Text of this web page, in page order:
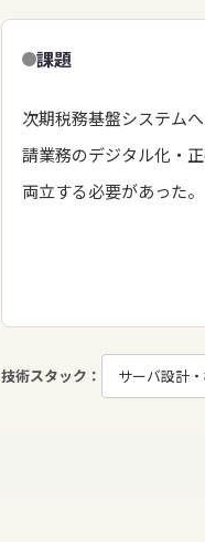
課題
次期税務基盤システム
請業務のデジタル化・
両立する必要があった。
技術スタック： サーバ設計